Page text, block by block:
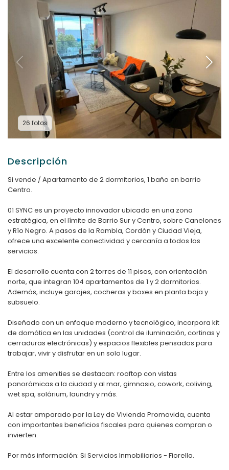
26 fotos
Descripción
Si vende / Apartamento de 2 dormitorios, 1 baño en barrio
Centro.
01 SYNC es un proyecto innovador ubicado en una zona
estratégica, en el límite de Barrio Sur y Centro, sobre Canelones
y Río Negro. A pasos de la Rambla, Cordón y Ciudad Vieja,
ofrece una excelente conectividad y cercanía a todos los
servicios.
El desarrollo cuenta con 2 torres de 11 pisos, con orientación
norte, que integran 104 apartamentos de 1 y 2 dormitorios.
Además, incluye garajes, cocheras y boxes en planta baja y
subsuelo.
Diseñado con un enfoque moderno y tecnológico, incorpora kit
de domótica en las unidades (control de iluminación, cortinas y
cerraduras electrónicas) y espacios flexibles pensados para
trabajar, vivir y disfrutar en un solo lugar.
Entre los amenities se destacan: rooftop con vistas
panorámicas a la ciudad y al mar, gimnasio, cowork, coliving,
wet spa, solárium, laundry y más.
Al estar amparado por la Ley de Vivienda Promovida, cuenta
con importantes beneficios fiscales para quienes compran o
invierten.
Por más información: Si Servicios Inmobiliarios - Fiorella.